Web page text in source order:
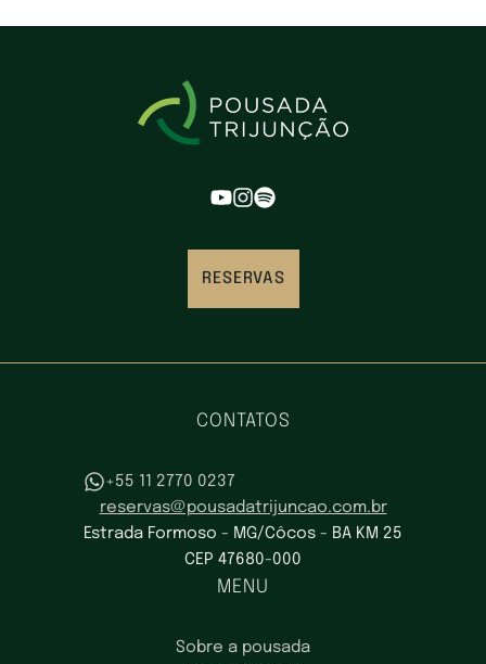
RESERVAS
CONTATOS
+55 11 2770 0237
reservas@pousadatrijuncao.com.br
Estrada Formoso - MG/Côcos - BA KM 25
CEP 47680-000
MENU
Sobre a pousada